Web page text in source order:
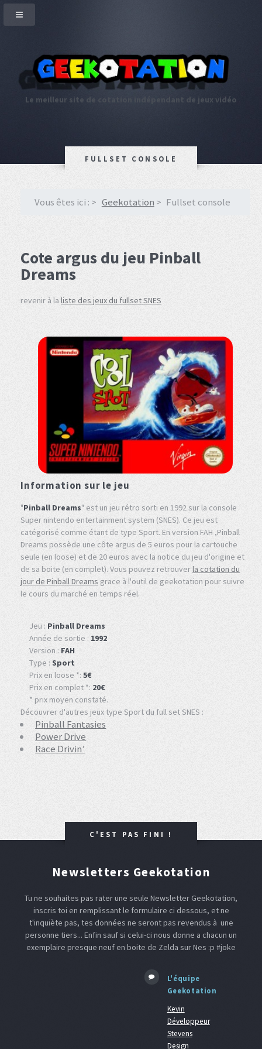
Le meilleur site de cotation indépendant de jeux vidéo
FULLSET CONSOLE
Vous êtes ici : Geekotation Fullset console
Cote argus du jeu Pinball
Dreams
revenir à la liste des jeux du fullset SNES
Information sur le jeu
"Pinball Dreams" est un jeu rétro sorti en 1992 sur la console
Super nintendo entertainment system (SNES). Ce jeu est
catégorisé comme étant de type Sport. En version FAH ,Pinball
Dreams possède une côte argus de 5 euros pour la cartouche
seule (en loose) et de 20 euros avec la notice du jeu d'origine et
de sa boite (en complet). Vous pouvez retrouverla cotation du
jour de Pinball Dreams grace à l'outil de geekotation pour suivre
le cours du marché en temps réel.
Jeu : Pinball Dreams
Année de sortie : 1992
Version : FAH
Type : Sport
Prix en loose *: 5€
Prix en complet *: 20€
* prix moyen constaté.
Découvrer d'autres jeux type Sport du full set SNES :
Pinball Fantasies
Power Drive
Race Drivin’
C'EST PAS FINI !
Newsletters Geekotation
Tu ne souhaites pas rater une seule Newsletter Geekotation,
inscris toi en remplissant le formulaire ci dessous, et ne
t'inquiète pas, tes données ne seront pas revendus à une
personne tiers... Enfin sauf si celui-ci nous donne a chacun un
exemplaire presque neuf en boite de Zelda sur Nes :p #joke
L'équipe
Geekotation
Kevin
Développeur
Stevens
Design